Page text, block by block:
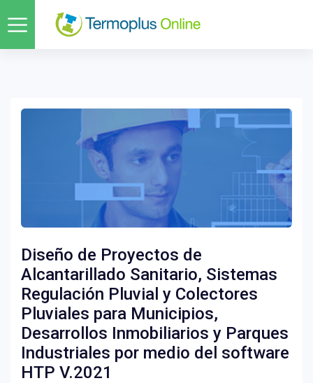
Diseño de Proyectos de
Alcantarillado Sanitario, Sistemas
Regulación Pluvial y Colectores
Pluviales para Municipios,
Desarrollos Inmobiliarios y Parques
Industriales por medio del software
HTP V.2021